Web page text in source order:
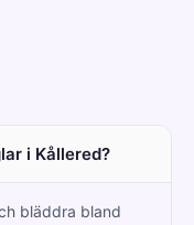
i Kållered?
bläddra bland